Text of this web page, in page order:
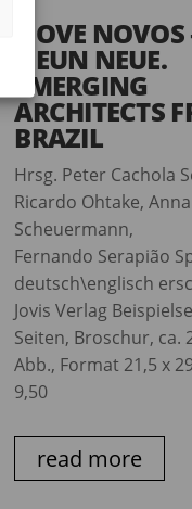
NOVE
NEUN NEUE.
EMERGING
ARCHITECTS
BRAZIL
Hrsg. Peter Cachola
Ricardo Ohtake, Anna
Scheuermann,
Fernando Serapião
deutsch\englisch
Jovis Verlag
Seiten, Broschur, ca.
Abb., Format 21,5 x
9,50
read more